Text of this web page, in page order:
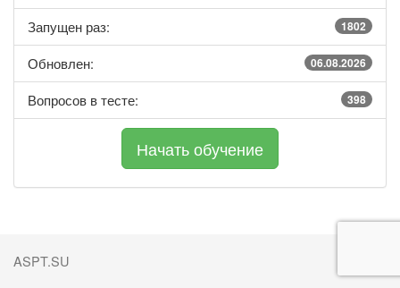
Запущен раз: 1802
Обновлен: 06.08.2026
Вопросов в тесте: 398
ASPT.SU